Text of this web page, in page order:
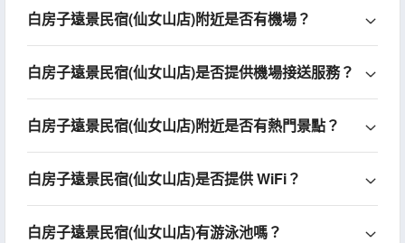
白房子遠景民宿(仙女山店)附近是否有機場？
白房子遠景民宿(仙女山店)是否提供機場接送服務？
白房子遠景民宿(仙女山店)附近是否有熱門景點？
白房子遠景民宿(仙女山店)是否提供 WiFi？
白房子遠景民宿(仙女山店)有游泳池嗎？